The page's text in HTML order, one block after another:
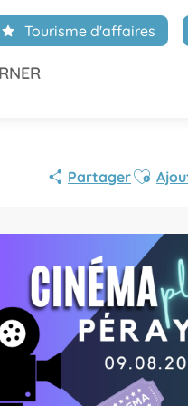
Tourisme d'affaires
Partager